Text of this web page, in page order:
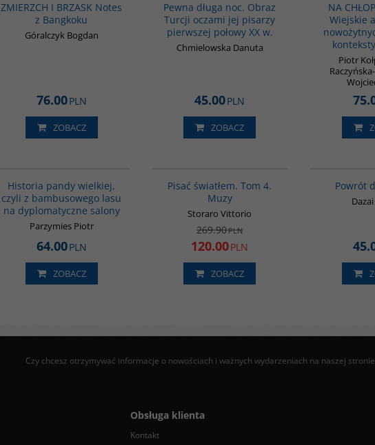
ZMIERZCH I BRZASK Notes
z Bangkoku
Góralczyk Bogdan
76.00PLN
ZOBACZ
Pewna długa noc. Obraz
Turcji oczami jej pisarzy
pierwszej połowy XX w.
Chmielowska Danuta
45.00PLN
ZOBACZ
NA
Wiejskie
Piotr
Historia pandy wielkiej,
czyli z bambusowego lasu
na dyplomatyczne salony
Parzymies Piotr
64.00PLN
ZOBACZ
Pisać światłem. Tom 4.
Muzy
Storaro Vittorio
269.90PLN
120.00PLN
ZOBACZ
Powrót
Czy chcesz otrzymywać informacje o nowościach i ważnych wydarzeniach na naszej
Obsługa klienta
Kontakt